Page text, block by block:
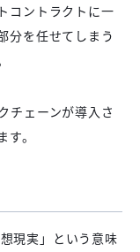
コントラクトに一
分を任せてしまう
チェーンが導入さ
。
現実」という意味